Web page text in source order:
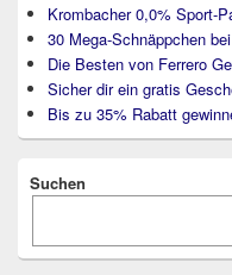
Krombacher 0,0% Sport-
30 Mega-Schnäppchen
Die Besten von Ferrero
Sicher dir ein gratis
Bis zu 35% Rabatt
Suchen